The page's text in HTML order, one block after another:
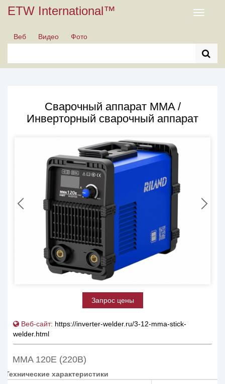
ETW International™
Toggle
Веб
Видео Фото
Сварочный аппарат MMA /
Инверторный сварочный аппарат
Запрос цены
Веб-сайт: https://inverter-welder.ru/3-12-mma-stick-
welder.html
MMA 120E (220В)
Технические характеристики